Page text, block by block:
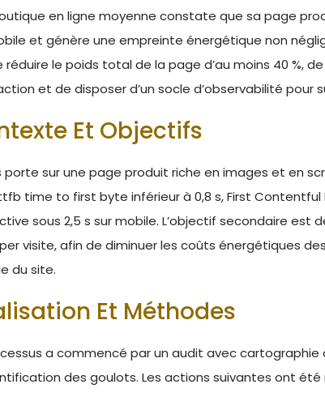
et génère une empreinte énergétique non
réduire le poids total de la page d’au moins 40 %,
et de disposer d’un socle d’observabilité pour
Et Objectifs
porte sur une page produit riche en images et en
time to first byte inférieur à 0,8 s, First Contentful
sous 2,5 s sur mobile. L’objectif secondaire est
visite, afin de diminuer les coûts énergétiques
du site.
Et Méthodes
a commencé par un audit avec
des goulots. Les actions suivantes ont